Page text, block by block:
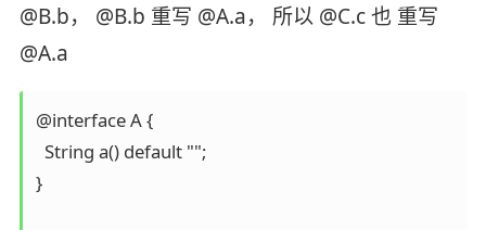
@B.b， @B.b 重写 @A.a， 所以 @C.c 也 重写
@A.a
@interface A {
  String a() default "";
}